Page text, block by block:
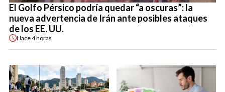
El Golfo Pérsico podría quedar “a oscuras”: la
nueva advertencia de Irán ante posibles ataques
de los EE. UU.
Hace4 horas